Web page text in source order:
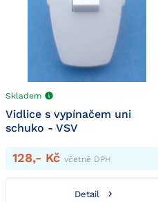
Skladem
Vidlice s vypínačem uni
schuko - VSV
128,- Kč včetně DPH
Detail